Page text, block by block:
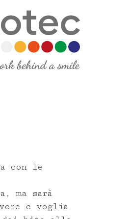
con le
ma sarà
e voglia